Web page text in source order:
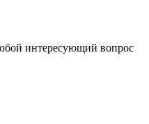
интересующий вопрос